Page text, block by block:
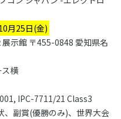
月25日(金)
示館 〒455-0848 愛知県名
横
IPC-7711/21 Class3
、副賞(優勝のみ)、世界大会